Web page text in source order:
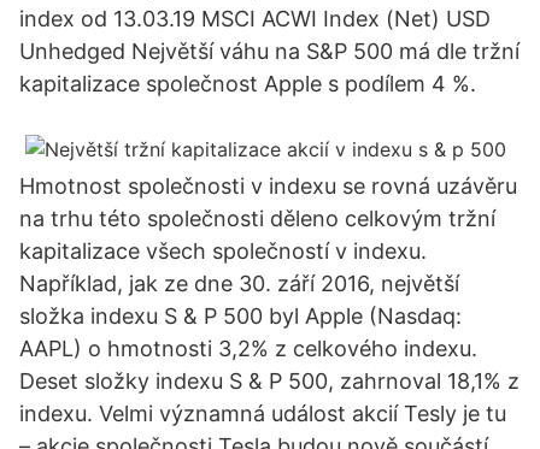
index od 13.03.19 MSCI ACWI Index (Net) USD
Unhedged Největší váhu na S&P 500 má dle tržní
kapitalizace společnost Apple s podílem 4 %.
Hmotnost společnosti v indexu se rovná uzávěru
na trhu této společnosti děleno celkovým tržní
kapitalizace všech společností v indexu.
Například, jak ze dne 30. září 2016, největší
složka indexu S & P 500 byl Apple (Nasdaq:
AAPL) o hmotnosti 3,2% z celkového indexu.
Deset složky indexu S & P 500, zahrnoval 18,1% z
indexu. Velmi významná událost akcií Tesly je tu